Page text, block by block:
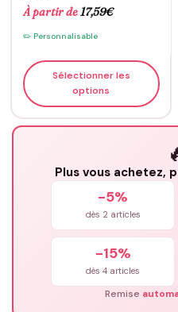
À partir de 17,59€
✏️ Personnalisable
Sélectionner les
options
Plus vous achetez,
-5%
dès 2 articles
-15%
dès 4 articles
Remise